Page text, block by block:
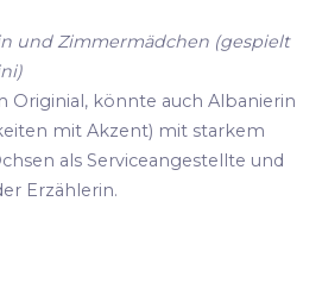
und Zimmermädchen (gespielt
Originial, könnte auch Albanierin
mit Akzent) mit starkem
als Serviceangestellte und
Erzählerin.